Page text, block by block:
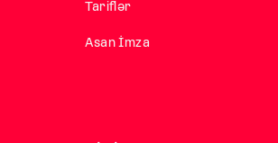
Tariflər
Asan İmza